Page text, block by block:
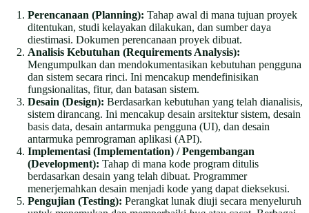
Perencanaan (Planning): Tahap awal di mana tujuan proyek
ditentukan, studi kelayakan dilakukan, dan sumber daya
diestimasi. Dokumen perencanaan proyek dibuat.
Analisis Kebutuhan (Requirements Analysis):
Mengumpulkan dan mendokumentasikan kebutuhan pengguna
dan sistem secara rinci. Ini mencakup mendefinisikan
fungsionalitas, fitur, dan batasan sistem.
Desain (Design): Berdasarkan kebutuhan yang telah dianalisis,
sistem dirancang. Ini mencakup desain arsitektur sistem, desain
basis data, desain antarmuka pengguna (UI), dan desain
antarmuka pemrograman aplikasi (API).
Implementasi (Implementation) / Pengembangan
(Development): Tahap di mana kode program ditulis
berdasarkan desain yang telah dibuat. Programmer
menerjemahkan desain menjadi kode yang dapat dieksekusi.
Pengujian (Testing): Perangkat lunak diuji secara menyeluruh